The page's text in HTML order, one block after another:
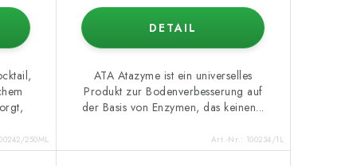
250ML
DETAIL
ATA Atazyme ist ein universelles
Produkt zur Bodenverbesserung auf
der Basis von Enzymen, das keinen...
Art.-Nr.: 100234/1L